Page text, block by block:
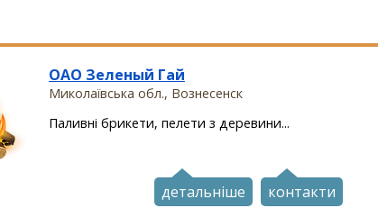
ОАО Зеленый Гай
Миколаївська обл., Вознесенск
Паливні брикети, пелети з деревини...
детальніше контакти